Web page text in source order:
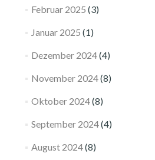
Februar 2025 (3)
Januar 2025 (1)
Dezember 2024(4)
November 2024(8)
Oktober 2024(8)
September 2024(4)
August 2024(8)